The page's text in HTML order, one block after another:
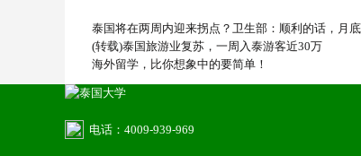
泰国将在两周内迎来拐点？卫生部：顺利的话，月底
(转载)泰国旅游业复苏，一周入泰游客近30万
海外留学，比你想象中的要简单！
电话：4009-939-969